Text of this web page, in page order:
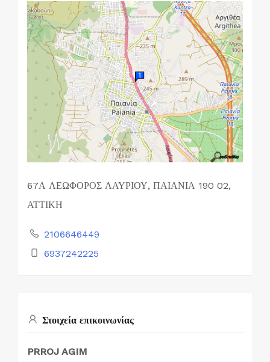
67Α ΛΕΩΦΟΡΟΣ ΛΑΥΡΙΟΥ, ΠΑΙΑΝΙΑ 190 02,
ΑΤΤΙΚΗ
2106646449
6937242225
Στοιχεία επικοινωνίας
PRROJ AGIM